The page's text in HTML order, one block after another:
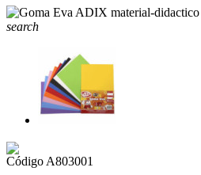
search
Código A803001